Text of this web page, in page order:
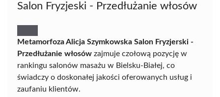
Salon Fryzjeski - Przedłużanie włosów
Metamorfoza Alicja Szymkowska Salon Fryzjerski -
Przedłużanie włosów zajmuje czołową pozycję w
rankingu salonów masażu w Bielsku-Białej, co
świadczy o doskonałej jakości oferowanych usług i
zaufaniu klientów.